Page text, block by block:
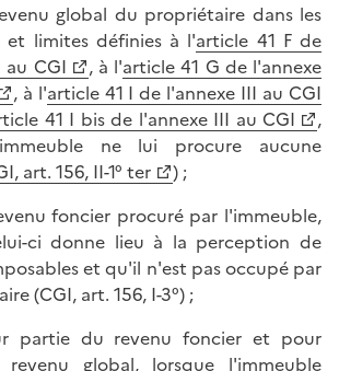
global du propriétaire dans les
et limites définies à l'article 41 F de
au CGI
, à l'article 41 G de l'annexe
, à l'article 41 I de l'annexe III au CGI
41 I bis de l'annexe III au CGI
,
ne lui procure aucune
art. 156, II-1° ter
) ;
foncier procuré par l'immeuble,
ci donne lieu à la perception de
et qu'il n'est pas occupé par
(CGI, art. 156, I-3°) ;
partie du revenu foncier et pour
global, lorsque l'immeuble